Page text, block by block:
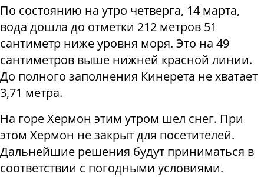
По состоянию на утро четверга, 14 марта,
вода дошла до отметки 212 метров 51
сантиметр ниже уровня моря. Это на 49
сантиметров выше нижней красной линии.
До полного заполнения Кинерета не хватает
3,71 метра.
На горе Хермон этим утром шел снег. При
этом Хермон не закрыт для посетителей.
Дальнейшие решения будут приниматься в
соответствии с погодными условиями.